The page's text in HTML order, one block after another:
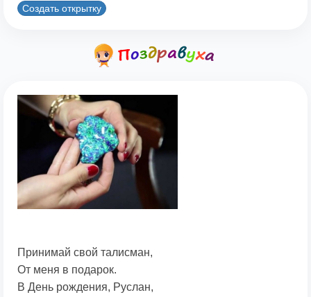
Создать открытку
Принимай свой талисман,
От меня в подарок.
В День рождения, Руслан,